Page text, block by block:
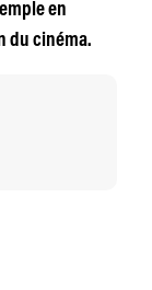
en
du cinéma.